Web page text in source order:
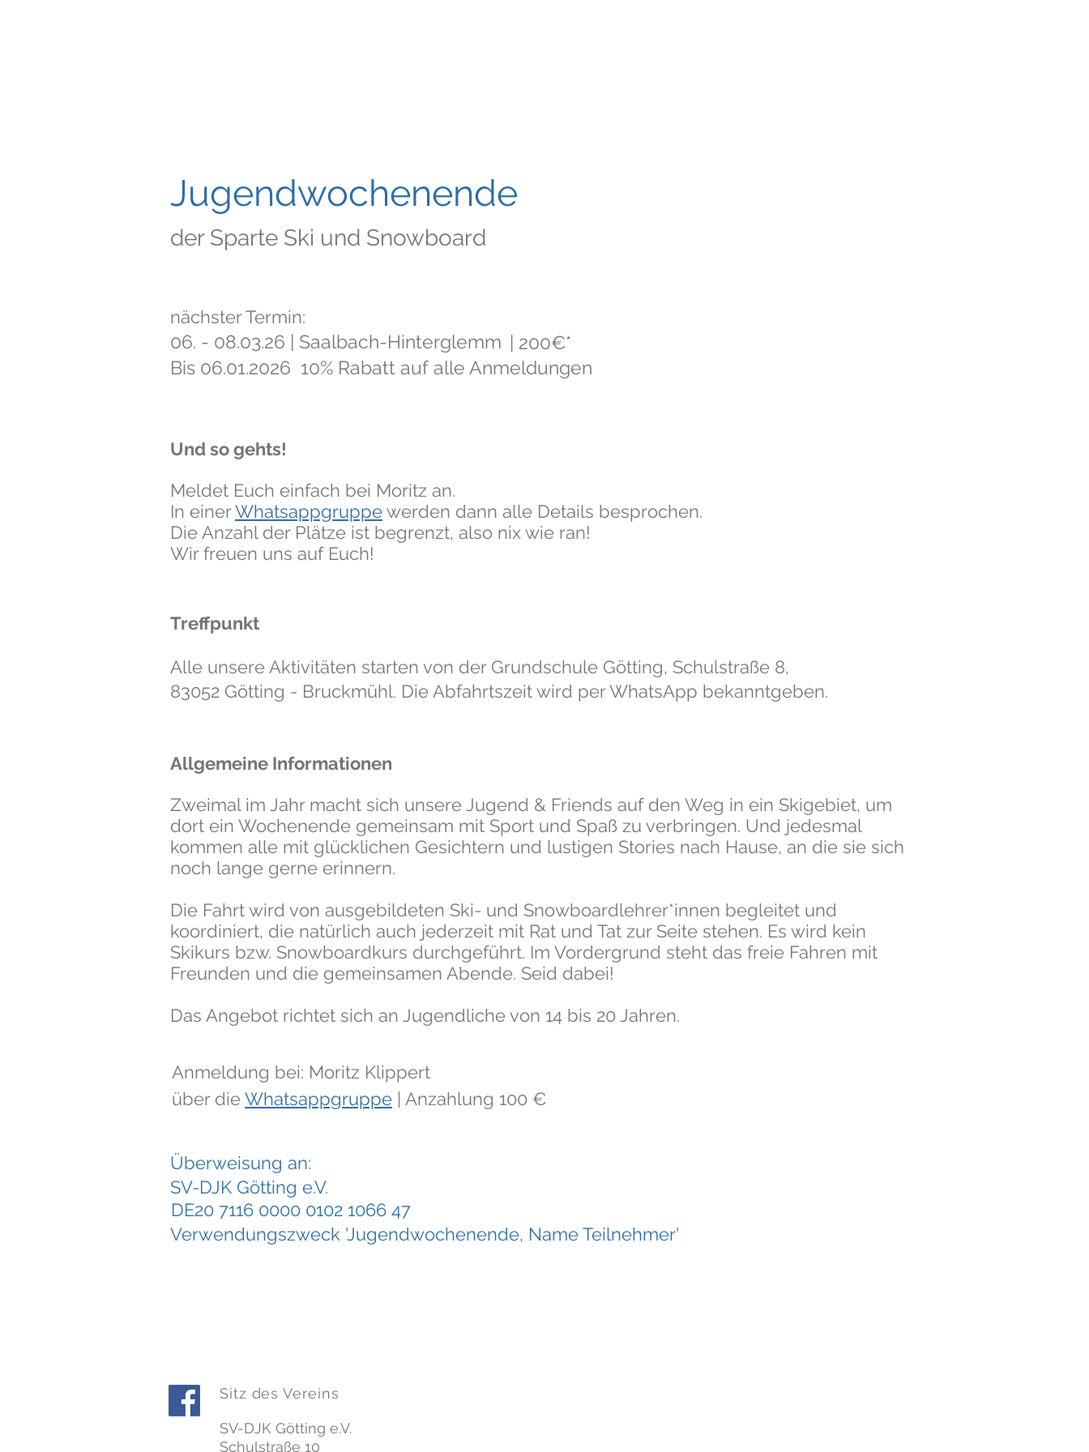
Jugendwochenende
der Sparte Ski und Snowboard
nächster Termin:
06. - 08.03.26 | Saalbach-Hinterglemm
Bis 06.01.2026 10% Rabatt auf alle Anmeldungen
| 200€*
Und so gehts!
Meldet Euch einfach bei Moritz an.
In einerWhatsappgruppewerden dann alle Details besprochen.
Die Anzahl der Plätze ist begrenzt, also nix wie ran!
Wir freuen uns auf Euch!
Treffpunkt
Alle unsere Aktivitäten starten von der Grundschule Götting, Schulstraße 8,
83052 Götting - Bruckmühl. Die Abfahrtszeit wird per WhatsApp bekanntgeben.
Allgemeine Informationen
Zweimal im Jahr macht sich unsere Jugend & Friends auf den Weg in ein Skigebiet, um
dort ein Wochenende gemeinsam mit Sport und Spaß zu verbringen. Und jedesmal
kommen alle mit glücklichen Gesichtern und lustigen Stories nach Hause, an die sie sich
noch lange gerne erinnern.
Die Fahrt wird von ausgebildeten Ski- und Snowboardlehrer*innen begleitet und
koordiniert, die natürlich auch jederzeit mit Rat und Tat zur Seite stehen. Es wird kein
Skikurs bzw. Snowboardkurs durchgeführt. Im Vordergrund steht das freie Fahren mit
Freunden und die gemeinsamen Abende. Seid dabei!
Das Angebot richtet sich an Jugendliche von 14 bis 20 Jahren.
Anmeldung bei: Moritz Klippert
über dieWhatsappgruppe | Anzahlung 100 €
Überweisung an:
SV-DJK Götting e.V.
DE20 7116 0000 0102 1066 47
Verwendungszweck 'Jugendwochenende, Name Teilnehmer'
Sitz des Vereins
SV-DJK Götting e.V.
Schulstraße 10